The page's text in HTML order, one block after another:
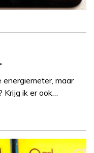
energiemeter, maar
Krijg ik er ook…